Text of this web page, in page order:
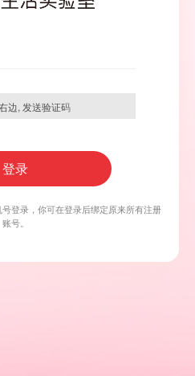
边, 发送验证码
登录
登录，你可在登录后绑定原来所有注册
账号。